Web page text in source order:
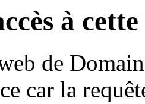
à
de
car la